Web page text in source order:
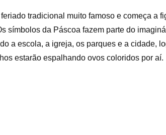
tradicional muito famoso e começa a
símbolos da Páscoa fazem parte do
a escola, a igreja, os parques e a cidade,
estarão espalhando ovos coloridos por aí.